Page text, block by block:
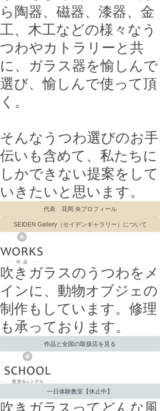
ら陶器、磁器、漆器、金
工、木工などの様々なう
つわやカトラリーと共
に、ガラス器を愉しんで
選び、愉しんで使って頂
く。
そんなうつわ選びのお手
伝いも含めて、私たちに
しかできない提案をして
いきたいと思います。
代表 花岡 央プロフィール
SEIDEN Gallery（セイデンギャラリー）について
吹きガラスのうつわをメ
インに、動物オブジェの
制作もしています。修理
も承っております。
作品と全国の取扱店を見る
一日体験教室【休止中】
吹きガラスってどんな風